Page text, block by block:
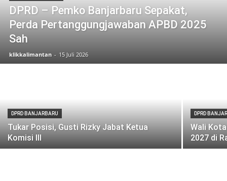
DPRD – Pemko Banjarbaru Sepakat,
Perda Pertanggungjawaban APBD 2025
Sah
klikkalimantan - 15 Juli 2026
DPRD BANJARBARU
Tukar Posisi, Gusti Rizky Jabat Ketua
Komisi III
DPRD
Wali
2027 di